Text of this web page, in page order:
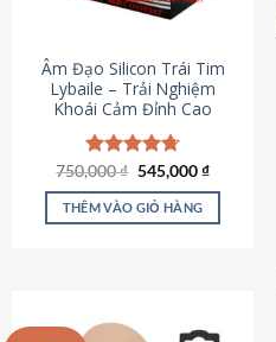
Âm Đạo Silicon Trái Tim
Lybaile – Trải Nghiệm
Khoái Cảm Đỉnh Cao
Được xếp
hạng4.70
5 sao
750,000₫ Giá
là:
750,000 ₫.
545,000₫Giá
tại
545,000 ₫.
THÊM VÀO GIỎ HÀNG